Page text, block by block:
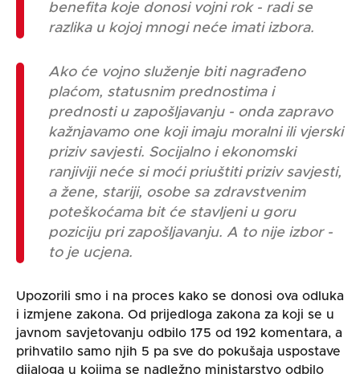
benefita koje donosi vojni rok - radi se
razlika u kojoj mnogi neće imati izbora.
Ako će vojno služenje biti nagrađeno
plaćom, statusnim prednostima i
prednosti u zapošljavanju - onda zapravo
kažnjavamo one koji imaju moralni ili vjerski
priziv savjesti. Socijalno i ekonomski
ranjiviji neće si moći priuštiti priziv savjesti,
a žene, stariji, osobe sa zdravstvenim
poteškoćama bit će stavljeni u goru
poziciju pri zapošljavanju. A to nije izbor -
to je ucjena.
Upozorili smo i na proces kako se donosi ova odluka
i izmjene zakona. Od prijedloga zakona za koji se u
javnom savjetovanju odbilo 175 od 192 komentara, a
prihvatilo samo njih 5 pa sve do pokušaja uspostave
dijaloga u kojima se nadležno ministarstvo odbilo